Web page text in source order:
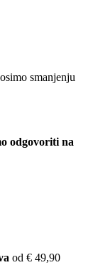
smanjenju
odgovoriti na
od € 49,90